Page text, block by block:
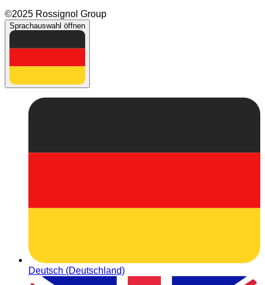
©2025 Rossignol Group
Sprachauswahl öffnen
Deutsch (Deutschland)